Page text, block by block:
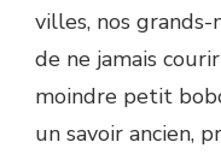
villes, nos
de ne jamais
moindre petit
un savoir ancien,